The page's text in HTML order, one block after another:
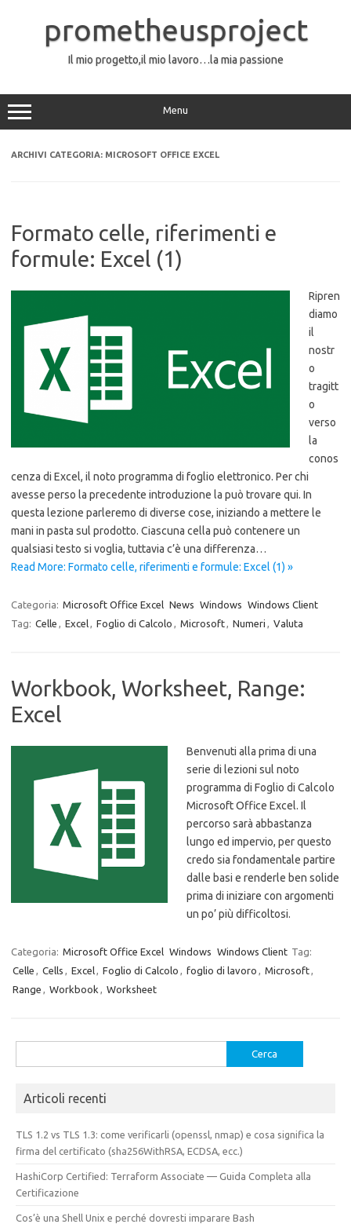
contenutoprometheusproject
Il mio progetto,il mio lavoro…la mia passione
Menu
ARCHIVI CATEGORIA: MICROSOFT OFFICE EXCEL
Formato celle, riferimenti e
formule: Excel (1)
Ripren
diamo
il
nostr
o
tragitt
o
verso
la
conos
cenza di Excel, il noto programma di foglio elettronico. Per chi
avesse perso la precedente introduzione la può trovare qui. In
questa lezione parleremo di diverse cose, iniziando a mettere le
mani in pasta sul prodotto. Ciascuna cella può contenere un
qualsiasi testo si voglia, tuttavia c’è una differenza…
Read More: Formato celle, riferimenti e formule: Excel (1) »
Categoria: Microsoft Office Excel News Windows Windows Client
Tag: Celle , Excel, Foglio di Calcolo , Microsoft, Numeri , Valuta
Workbook, Worksheet, Range:
Excel
Benvenuti alla prima di una
serie di lezioni sul noto
programma di Foglio di Calcolo
Microsoft Office Excel. Il
percorso sarà abbastanza
lungo ed impervio, per questo
credo sia fondamentale partire
dalle basi e renderle ben solide
prima di iniziare con argomenti
un po’ più difficoltosi.
Categoria: Microsoft Office Excel Windows Windows Client Tag:
Celle , Cells , Excel, Foglio di Calcolo , foglio di lavoro , Microsoft,
Range , Workbook , Worksheet
per:
Articoli recenti
TLS 1.2 vs TLS 1.3: come verificarli (openssl, nmap) e cosa significa la
firma del certificato (sha256WithRSA, ECDSA, ecc.)
HashiCorp Certified: Terraform Associate — Guida Completa alla
Certificazione
Cos’è una Shell Unix e perché dovresti imparare Bash